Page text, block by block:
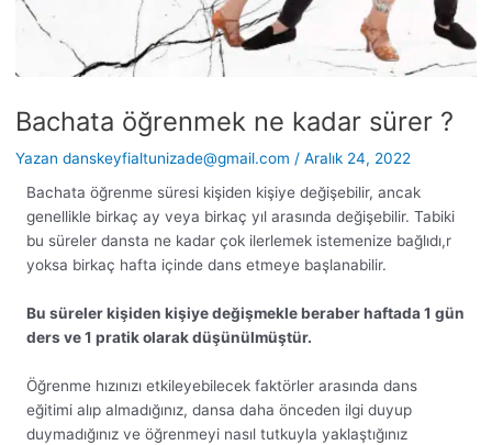
Bachata öğrenmek ne kadar sürer ?
Yazan danskeyfialtunizade@gmail.com / Aralık 24, 2022
Bachata öğrenme süresi kişiden kişiye değişebilir, ancak
genellikle birkaç ay veya birkaç yıl arasında değişebilir. Tabiki
bu süreler dansta ne kadar çok ilerlemek istemenize bağlıdı,r
yoksa birkaç hafta içinde dans etmeye başlanabilir.
Bu süreler kişiden kişiye değişmekle beraber haftada 1 gün
ders ve 1 pratik olarak düşünülmüştür.
Öğrenme hızınızı etkileyebilecek faktörler arasında dans
eğitimi alıp almadığınız, dansa daha önceden ilgi duyup
duymadığınız ve öğrenmeyi nasıl tutkuyla yaklaştığınız